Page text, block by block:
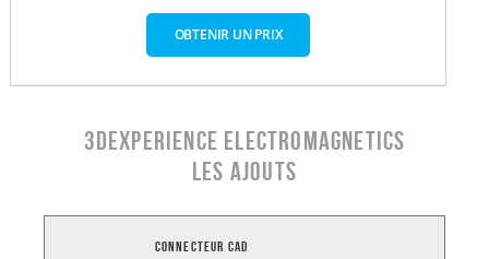
OBTENIR UN PRIX
3DEXPERIENCE ELECTROMAGNETICS
les ajouts
Connecteur CAD